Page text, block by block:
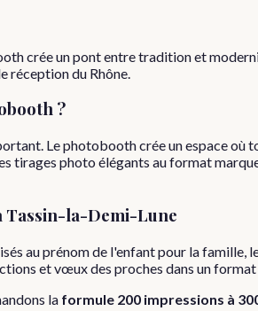
crée un pont entre tradition et
réception du Rhône.
?
Le photobooth crée un espace
photo élégants au format
Tassin-la-Demi-Lune
au prénom de l'enfant pour la
et vœux des proches dans un
la formule 200 impressions à